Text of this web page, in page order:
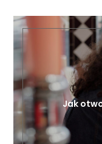
Jak